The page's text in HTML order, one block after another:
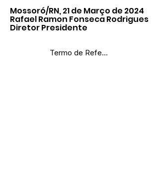
Mossoró/RN, 21 de Março de 2024
Rafael Ramon Fonseca Rodrigues
Diretor Presidente
Termo de Referência